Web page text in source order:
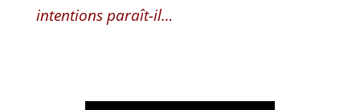
intentions paraît-il…